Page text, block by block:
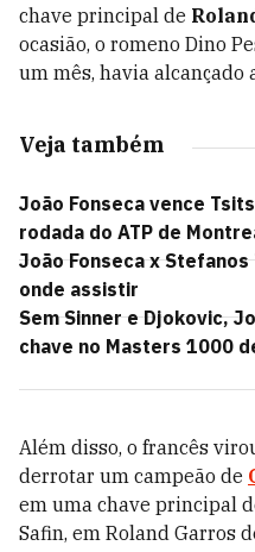
chave principal de
ocasião, o romeno Dino
um mês, havia alcançado
Veja também
João Fonseca vence
rodada do ATP de
João Fonseca x
onde assistir
Sem Sinner e Djokovic,
chave no Masters 1000
Além disso, o francês
derrotar um campeão de
em uma chave principal
Safin, em Roland Garros